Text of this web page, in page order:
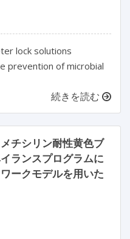
lock solutions
prevention of microbial
続きを読む
チシリン耐性黄色ブ
ランスプログラムに
ークモデルを用いた